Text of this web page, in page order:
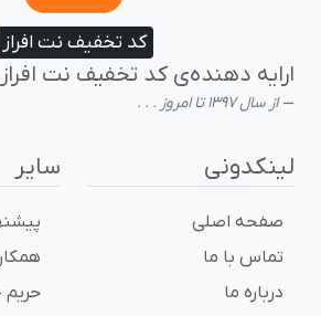
کد تخفیف نت افراز
ارایه دهنده‌ی کد تخفیف نت افراز
از سال ۱۳۹۷ تا امروز . . .
لینکدونی
صفحه اصلی
تماس با ما
درباره ما
سایر
حریم